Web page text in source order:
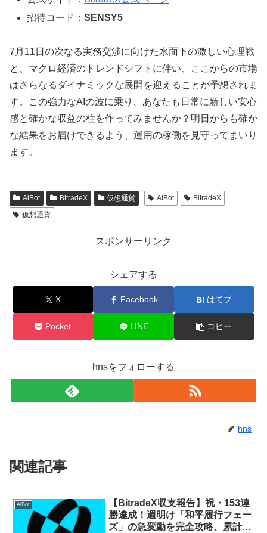
招待コード：SENSY5
7月11日の次なる実務交渉に向けた水面下の激しい心理戦
と、マクロ経済のトレンドシフトに伴い、ここからの市場
はさらなるダイナミックな展開を迎えることが予想されま
す。この強力なAIの波に乗り、あなたも日常に新しい安心
感と確かな収益の柱を作ってみませんか？明日からも確か
な結果をお届けできるよう、運用の稼働を見守ってまいり
ます。
AiBot BitradeX 仮想通貨 AiBot
BitradeX
仮想通貨
スポンサーリンク
シェアする
X Facebook はてブ
Pocket LINE コピー
hnsをフォローする
hns
関連記事
AiBot
【BitradeX収支報告】祝・153連
勝達成！週明け「和平履行フェー
ズ」の急変動を完全攻略、累計利